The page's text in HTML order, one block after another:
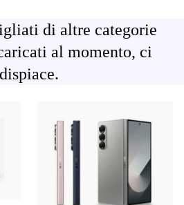
di altre categorie
al momento, ci
dispiace.